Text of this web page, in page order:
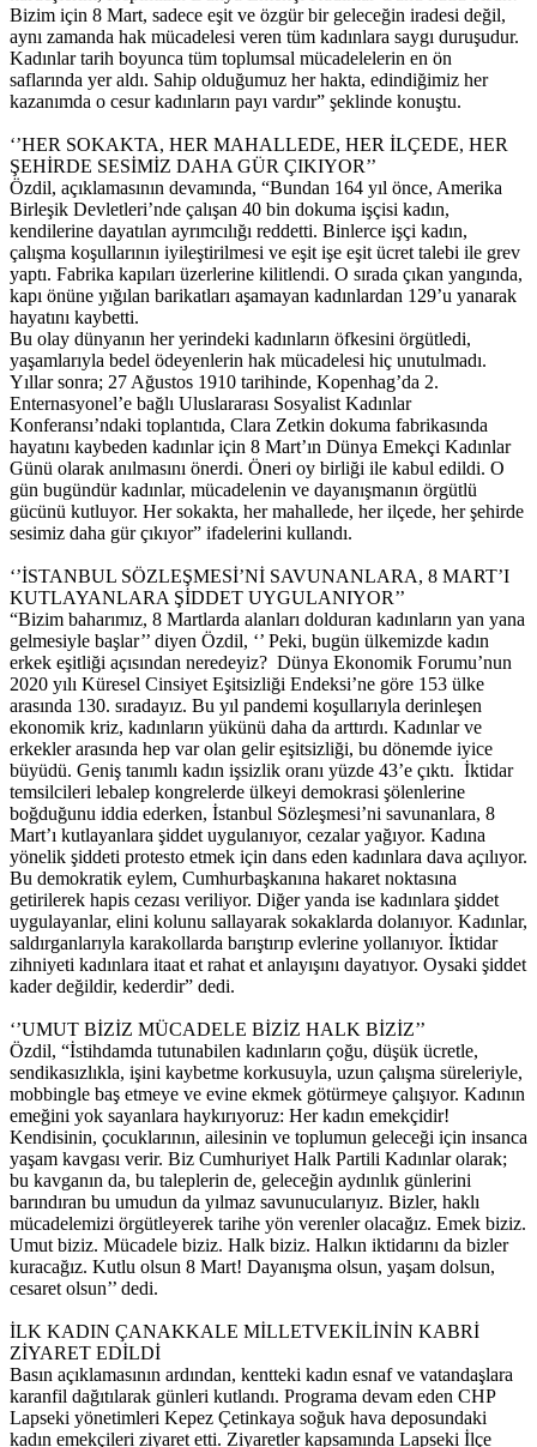
Bizim için 8 Mart, sadece eşit ve özgür bir geleceğin iradesi değil,
aynı zamanda hak mücadelesi veren tüm kadınlara saygı duruşudur.
Kadınlar tarih boyunca tüm toplumsal mücadelelerin en ön
saflarında yer aldı. Sahip olduğumuz her hakta, edindiğimiz her
kazanımda o cesur kadınların payı vardır” şeklinde konuştu.
‘’HER SOKAKTA, HER MAHALLEDE, HER İLÇEDE, HER
ŞEHİRDE SESİMİZ DAHA GÜR ÇIKIYOR’’
Özdil, açıklamasının devamında, “Bundan 164 yıl önce, Amerika
Birleşik Devletleri’nde çalışan 40 bin dokuma işçisi kadın,
kendilerine dayatılan ayrımcılığı reddetti. Binlerce işçi kadın,
çalışma koşullarının iyileştirilmesi ve eşit işe eşit ücret talebi ile grev
yaptı. Fabrika kapıları üzerlerine kilitlendi. O sırada çıkan yangında,
kapı önüne yığılan barikatları aşamayan kadınlardan 129’u yanarak
hayatını kaybetti.
Bu olay dünyanın her yerindeki kadınların öfkesini örgütledi,
yaşamlarıyla bedel ödeyenlerin hak mücadelesi hiç unutulmadı.
Yıllar sonra; 27 Ağustos 1910 tarihinde, Kopenhag’da 2.
Enternasyonel’e bağlı Uluslararası Sosyalist Kadınlar
Konferansı’ndaki toplantıda, Clara Zetkin dokuma fabrikasında
hayatını kaybeden kadınlar için 8 Mart’ın Dünya Emekçi Kadınlar
Günü olarak anılmasını önerdi. Öneri oy birliği ile kabul edildi. O
gün bugündür kadınlar, mücadelenin ve dayanışmanın örgütlü
gücünü kutluyor. Her sokakta, her mahallede, her ilçede, her şehirde
sesimiz daha gür çıkıyor” ifadelerini kullandı.
‘’İSTANBUL SÖZLEŞMESİ’Nİ SAVUNANLARA, 8 MART’I
KUTLAYANLARA ŞİDDET UYGULANIYOR’’
“Bizim baharımız, 8 Martlarda alanları dolduran kadınların yan yana
gelmesiyle başlar’’ diyen Özdil, ‘’ Peki, bugün ülkemizde kadın
erkek eşitliği açısından neredeyiz? Dünya Ekonomik Forumu’nun
2020 yılı Küresel Cinsiyet Eşitsizliği Endeksi’ne göre 153 ülke
arasında 130. sıradayız. Bu yıl pandemi koşullarıyla derinleşen
ekonomik kriz, kadınların yükünü daha da arttırdı. Kadınlar ve
erkekler arasında hep var olan gelir eşitsizliği, bu dönemde iyice
büyüdü. Geniş tanımlı kadın işsizlik oranı yüzde 43’e çıktı. İktidar
temsilcileri lebalep kongrelerde ülkeyi demokrasi şölenlerine
boğduğunu iddia ederken, İstanbul Sözleşmesi’ni savunanlara, 8
Mart’ı kutlayanlara şiddet uygulanıyor, cezalar yağıyor. Kadına
yönelik şiddeti protesto etmek için dans eden kadınlara dava açılıyor.
Bu demokratik eylem, Cumhurbaşkanına hakaret noktasına
getirilerek hapis cezası veriliyor. Diğer yanda ise kadınlara şiddet
uygulayanlar, elini kolunu sallayarak sokaklarda dolanıyor. Kadınlar,
saldırganlarıyla karakollarda barıştırıp evlerine yollanıyor. İktidar
zihniyeti kadınlara itaat et rahat et anlayışını dayatıyor. Oysaki şiddet
kader değildir, kederdir” dedi.
‘’UMUT BİZİZ MÜCADELE BİZİZ HALK BİZİZ’’
Özdil, “İstihdamda tutunabilen kadınların çoğu, düşük ücretle,
sendikasızlıkla, işini kaybetme korkusuyla, uzun çalışma süreleriyle,
mobbingle baş etmeye ve evine ekmek götürmeye çalışıyor. Kadının
emeğini yok sayanlara haykırıyoruz: Her kadın emekçidir!
Kendisinin, çocuklarının, ailesinin ve toplumun geleceği için insanca
yaşam kavgası verir. Biz Cumhuriyet Halk Partili Kadınlar olarak;
bu kavganın da, bu taleplerin de, geleceğin aydınlık günlerini
barındıran bu umudun da yılmaz savunucularıyız. Bizler, haklı
mücadelemizi örgütleyerek tarihe yön verenler olacağız. Emek biziz.
Umut biziz. Mücadele biziz. Halk biziz. Halkın iktidarını da bizler
kuracağız. Kutlu olsun 8 Mart! Dayanışma olsun, yaşam dolsun,
cesaret olsun’’ dedi.
İLK KADIN ÇANAKKALE MİLLETVEKİLİNİN KABRİ
ZİYARET EDİLDİ
Basın açıklamasının ardından, kentteki kadın esnaf ve vatandaşlara
karanfil dağıtılarak günleri kutlandı. Programa devam eden CHP
Lapseki yönetimleri Kepez Çetinkaya soğuk hava deposundaki
kadın emekçileri ziyaret etti. Ziyaretler kapsamında Lapseki İlçe